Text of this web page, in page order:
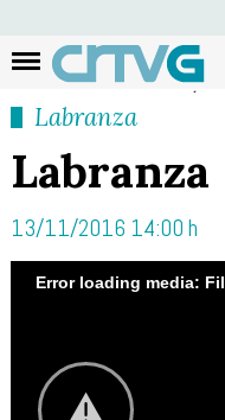
Labranza
Labranza
13/11/2016 14:00 h
Error loading media: